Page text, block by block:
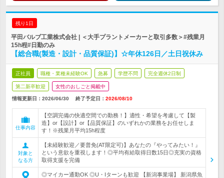
残り1日
平田バルブ工業株式会社 | ＜大手プラントメーカーと取引多数＞#残業月
15h程#日勤のみ
【総合職(製造・設計・品質保証)】☆年休126日／土日祝休み
正社員 職種・業種未経験OK 急募 学歴不問 完全週休2日制
第二新卒歓迎 女性のおしごと掲載中
情報更新日：2026/06/30 終了予定日： 2026/08/10
仕事内容
【空調完備の快適空間での勤務！】適性・希望を考慮して【製
造】or【設計】or【品質保証】のいずれかの業務をお任せしま
す！※残業月平均15h程度
対象と
なる方
【未経験歓迎／要普免(AT限定可)】あなたの『やってみたい！』
という意欲を重視します！◎平均有給取得日数15日◎充実の資格
取得支援を完備
◎マイカー通勤OK ◎U・Iターンも歓迎 【新潟事業場】 新潟県魚